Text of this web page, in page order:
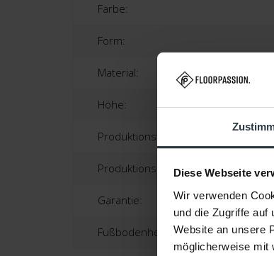
Diese Webseite
Wir verwenden
und die Zugriffe auf
Website an unsere
möglicherweise mit
Farbe:
Form:
Material:
Höhe:
Produktionstechnik:
Produktionsland:
Garantie:
Fußbodenheizung: